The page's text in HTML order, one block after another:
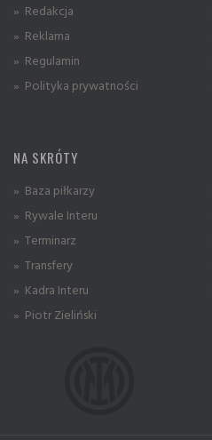
» Redakcja
» Reklama
» Regulamin
» Polityka prywatności
NA SKRÓTY
» Baza piłkarzy
» Rywale Interu
» Terminarz
» Transfery
» Kadra Interu
» Piotr Zieliński